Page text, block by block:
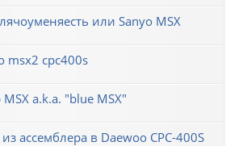
или Sanyo MSX
msx2 cpc400s
a.k.a. "blue MSX"
из ассемблера в Daewoo CPC-400S